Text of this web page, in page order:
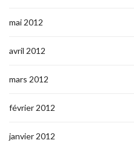
mai 2012
avril 2012
mars 2012
février 2012
janvier 2012